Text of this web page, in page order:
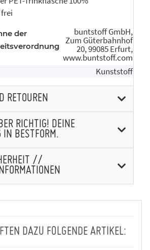
der
buntstoff GmbH,
Zum Güterbahnhof
20, 99085 Erfurt,
www.buntstoff.com
Kunststoff
RETOUREN
RICHTIG! DEINE
IN BESTFORM.
//
DAZU FOLGENDE ARTIKEL: